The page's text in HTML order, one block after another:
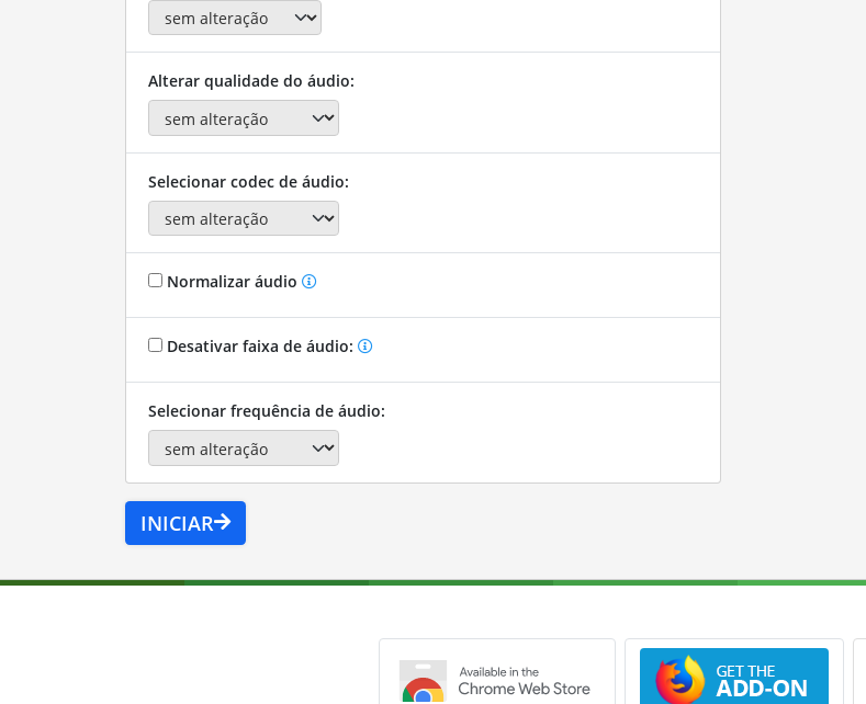
Alterar qualidade do áudio:
Selecionar codec de áudio:
Normalizar áudio
Desativar faixa de áudio:
Selecionar frequência de áudio:
INICIAR